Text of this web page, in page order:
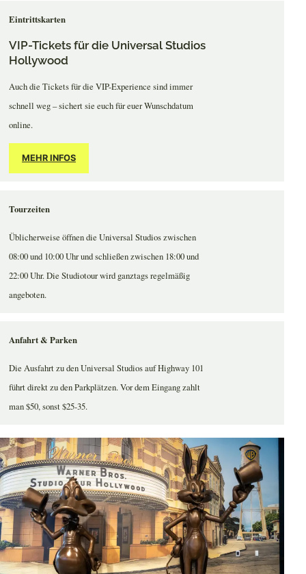
Eintrittskarten
VIP-Tickets für die Universal Studios
Hollywood
Auch die Tickets für die VIP-Experience sind immer
schnell weg – sichert sie euch für euer Wunschdatum
online.
MEHR INFOS
Tourzeiten
Üblicherweise öffnen die Universal Studios zwischen
08:00 und 10:00 Uhr und schließen zwischen 18:00 und
22:00 Uhr. Die Studiotour wird ganztags regelmäßig
angeboten.
Anfahrt & Parken
Die Ausfahrt zu den Universal Studios auf Highway 101
führt direkt zu den Parkplätzen. Vor dem Eingang zahlt
man $50, sonst $25-35.